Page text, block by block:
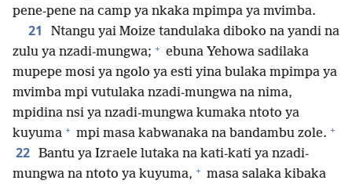
pene-pene na camp ya nkaka mpimpa ya mvimba.
21
Ntangu yai Moize tandulaka diboko na yandi na
zulu ya nzadi-mungwa; + ebuna Yehowa sadilaka
mupepe mosi ya ngolo ya esti yina bulaka mpimpa ya
mvimba mpi vutulaka nzadi-mungwa na nima,
mpidina nsi ya nzadi-mungwa kumaka ntoto ya
kuyuma + mpi masa kabwanaka na bandambu zole. +
22 Bantu ya Izraele lutaka na kati-kati ya nzadi-
mungwa na ntoto ya kuyuma, + masa salaka kibaka